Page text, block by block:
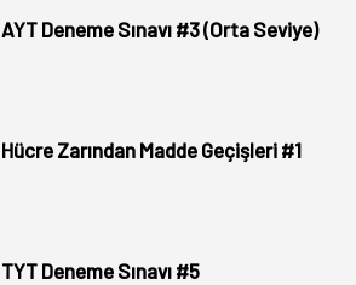
AYT Deneme Sınavı #3 (Orta Seviye)
Hücre Zarından Madde Geçişleri #1
TYT Deneme Sınavı #5